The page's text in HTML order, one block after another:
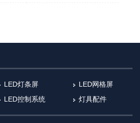
LED灯条屏
LED网格屏
LED控制系统 灯具配件